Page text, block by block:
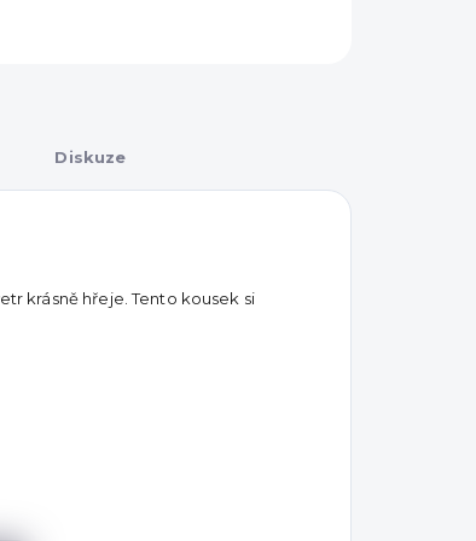
Diskuze
krásně hřeje. Tento kousek si